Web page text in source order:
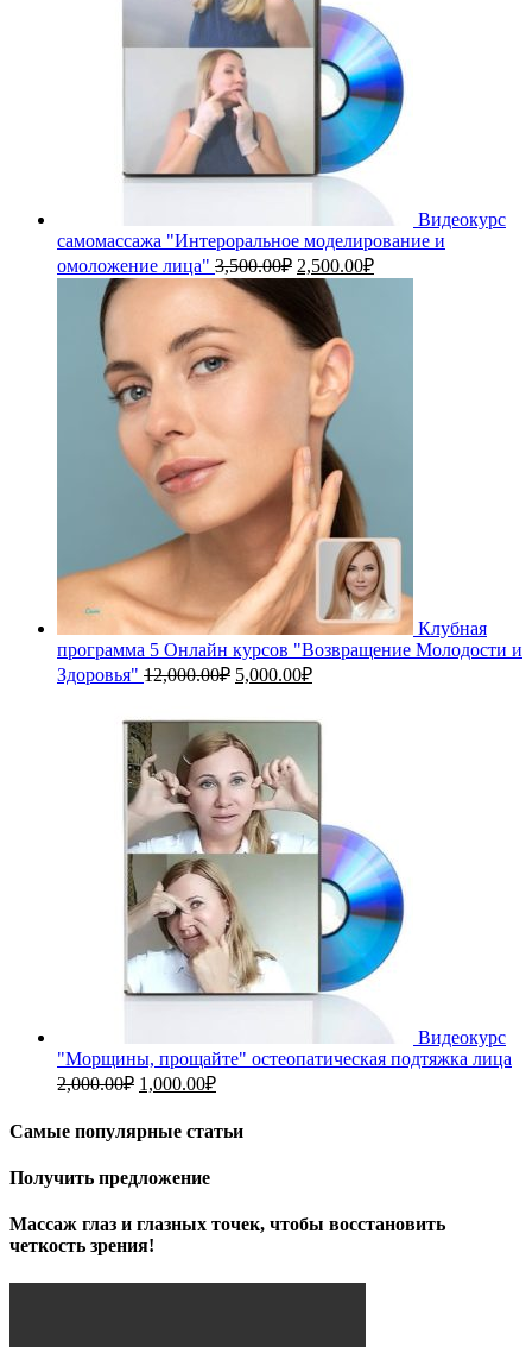
Видеокурс
самомассажа "Интероральное моделирование и
омоложение лица" 3,500.00₽ Первоначальная
цена
составляла
3,500.00₽.
2,500.00₽Текущая
цена:
Клубная
программа 5 Онлайн курсов "Возвращение Молодости и
Здоровья" 12,000.00₽ Первоначальная
12,000.00₽.
5,000.00₽Текущая
5,000.00₽.
Видеокурс
"Морщины, прощайте" остеопатическая подтяжка лица
2,000.00₽ Первоначальная
2,000.00₽.
1,000.00₽Текущая
1,000.00₽.
Самые популярные статьи
Получить предложение
Массаж глаз и глазных точек, чтобы восстановить
четкость зрения!